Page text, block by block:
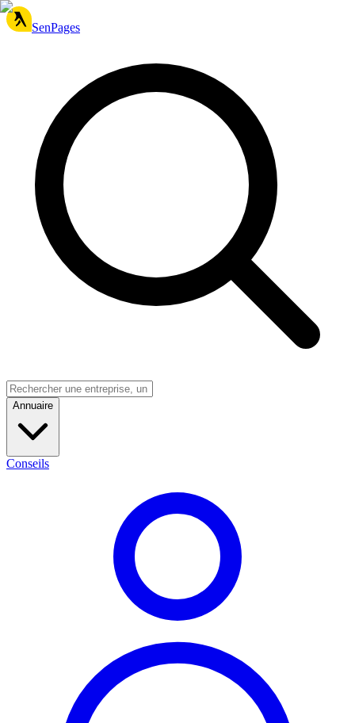
SenPages
Annuaire
Conseils